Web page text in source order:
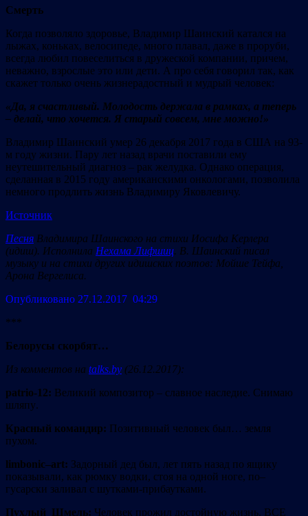
Смерть
Когда позволяло здоровье, Владимир Шаинский катался на
лыжах, коньках, велосипеде, много плавал, даже в проруби,
всегда любил повеселиться в дружеской компании, причем,
неважно, взрослые это или дети. А про себя говорил так, как
скажет только очень жизнерадостный и мудрый человек:
«Да, я счастливый. Молодость держала в рамках, а теперь
– делай, что хочется. Я старый совсем, мне можно!»
Владимир Шаинский умер 26 декабря 2017 года в США на 93-
м году жизни. Пару лет назад врачи поставили ему
неутешительный диагноз – рак желудка. Однако операция,
сделанная в 2015 году американскими онкологами, позволила
немного продлить жизнь Владимиру Яковлевичу.
Источник
Песня Владимира Шаинского на стихи Иосифа Керлера
(идиш). Исполнила Нехама Лифшиц. В. Шаинский писал
музыку и на стихи других идишских поэтов: Мойше Тейфа,
Арона Вергелиса.
Опубликовано 27.12.2017 04:29
***
Белорусы скорбят…
Из комментов на talks.by (26.12.2017):
patrio-12: Великий композитор – славное наследие. Cнимаю
шляпу.
Красный командир: Позитивный человек был… земля
пухом.
limbonic–art: Задорный дед был, лет пять назад по ящику
показывали, как рюмку водки, стоя на одной ноге, по–
гусарски заливал с шутками-прибаутками.
Пухлый_Шмель: Человек прожил достойную жизнь. ВСЕ